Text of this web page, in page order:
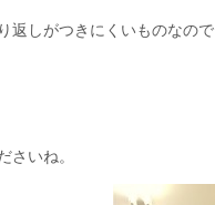
返しがつきにくいものなので
さいね。